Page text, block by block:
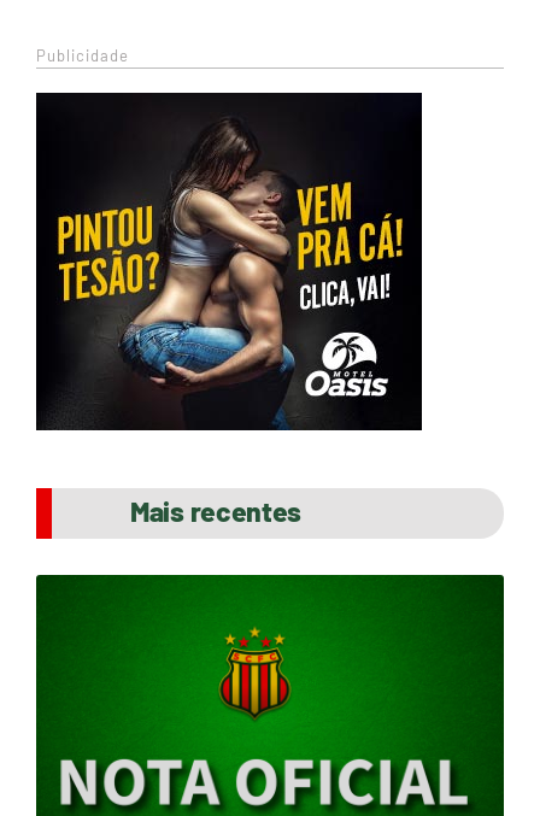
Publicidade
Mais recentes